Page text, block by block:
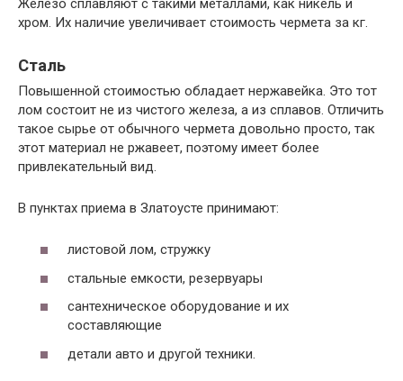
Железо сплавляют с такими металлами, как никель и
хром. Их наличие увеличивает стоимость чермета за кг.
Сталь
Повышенной стоимостью обладает нержавейка. Это тот
лом состоит не из чистого железа, а из сплавов. Отличить
такое сырье от обычного чермета довольно просто, так
этот материал не ржавеет, поэтому имеет более
привлекательный вид.
В пунктах приема в Златоусте принимают:
листовой лом, стружку
стальные емкости, резервуары
сантехническое оборудование и их
составляющие
детали авто и другой техники.